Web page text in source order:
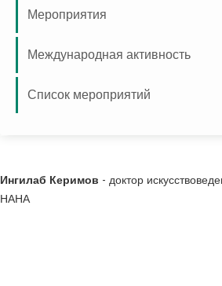
Мероприятия
Международная активность
Список мероприятий
Ингилаб Керимов - доктор
НАНА